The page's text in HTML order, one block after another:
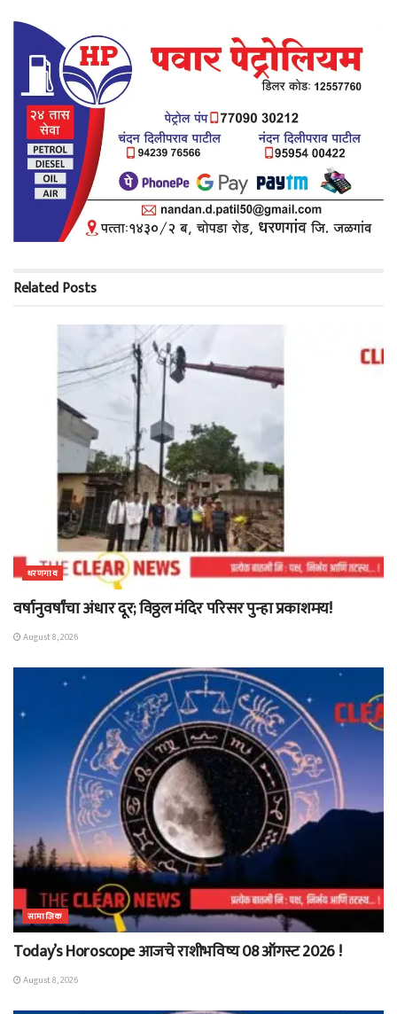
RelatedPosts
धरणगाव
वर्षानुवर्षांचा अंधार दूर; विठ्ठल मंदिर परिसर पुन्हा प्रकाशमय!
August 8, 2026
सामाजिक
Today’s Horoscope आजचे राशीभविष्य 08 ऑगस्ट 2026 !
August 8, 2026